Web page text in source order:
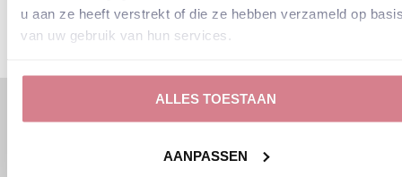
u aan ze heeft verstrekt of die ze hebben verzameld op
van uw gebruik van hun services.
ALLES TOESTAAN
AANPASSEN
PUBQUIZ OP LOCATIE